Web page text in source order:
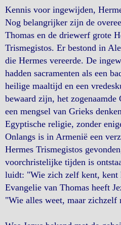
Kennis voor ingewijden,
Nog belangrijker zijn de
Thomas en de driewerf grote
Trismegistos. Er bestond in
die Hermes vereerde. De
hadden sacramenten als een
heilige maaltijd en een
bewaard zijn, het
een mengsel van Grieks
Egyptische religie, zonder
Onlangs is in Armenië een
Hermes Trismegistos
voorchristelijke tijden is
luidt: "Wie zich zelf kent, kent
Evangelie van Thomas heeft
"Wie alles weet, maar